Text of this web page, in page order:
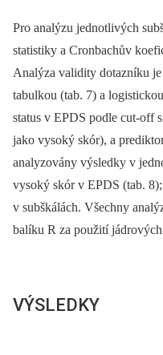
Pro analýzu jednotlivých
statistiky a Cronbachův
Analýza validity dotazníku
tabulkou (tab. 7) a
status v EPDS podle cut-off
jako vysoký skór), a
analyzovány výsledky v
vysoký skór v EPDS (tab.
v subškálách. Všechny
balíku R za použití
VÝSLEDKY